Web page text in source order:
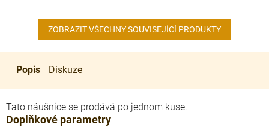
ZOBRAZIT VŠECHNY SOUVISEJÍCÍ PRODUKTY
Popis Diskuze
Tato náušnice se prodává po jednom kuse.
Doplňkové parametry